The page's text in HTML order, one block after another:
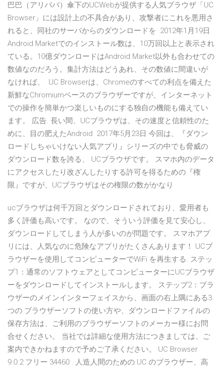
巴巴（アリババ）傘下のUCWebが提供する人気ブラウザ「UC
Browser」には設計上の不具合があり、攻撃者にこれを悪用さ
れると、同社のサーバからのダウンロードを 2012年1月19日
Android Marketでのインストール数は、10万回以上と表示され
ている。10億ダウンロードはAndroid Market以外も合わせての
数値なのだろう。集計方法はどうあれ、その数値に間違いが
なければ、 UC Browserは、Chromeのすべての利点を備えた
新鮮なChromiumベースのブラウザーですが、インターネット
での操作を簡単かつ楽しいものにする独自の機能も備えてい
ます。 広告. 長い間、UCブラウザは、その速度と信頼性のた
めに、目の肥えたAndroid 2017年5月23日 今回は、『ダウン
ロードしちゃいけない人気アプリ』シリーズの中でも脅威の
ダウンロード数を誇る、 UCブラウザです。 スマホ内のデータ
にアクセスしたり改ざんしたりする許可を得るための『権
限』ですが、UCブラウザはその権限の数がかなり
ucブラウザは何千万回とダウンロードされており、愛用者も
多く評価も高いです。 なので、そういう評価を見て安心し、
ダウンロードしてしまう人が多いのが問題です。 スマホアプ
リには、人気なのに危険なアプリがたくさんあります！ UCブ
ラウザーを使用してコンピューターでWiFi を再生する. ステッ
プ1：通常のソフトウェアとしてコンピューターにUCブラウザ
ーをダウンロードしてインストールします。 ステップ2：ブラ
ウザーのメインインターフェイスから、画面の右上隅にある3
つの ブラウザーソフトの使い方や、ダウンロードファイルの
保存方法は、ご利用のブラウザーソフトのメーカー様にお問
合せください。 当社では詳細な使用方法につきましては、ご
案内できかねますので予めご了承ください。 UC Browser
9.0.2 フリー 34460 . 人造人間のための UC のブラウザー、高